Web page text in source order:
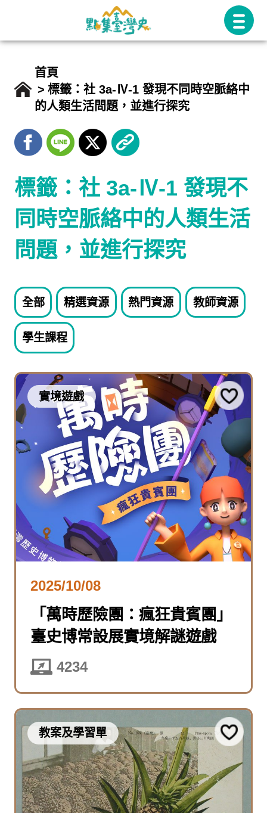
首頁
標籤：社 3a-Ⅳ-1 發現不同時空脈絡中
的人類生活問題，並進行探究
標籤：社 3a-Ⅳ-1 發現不
同時空脈絡中的人類生活
問題，並進行探究
全部 精選資源 熱門資源 教師資源
學生課程
實境遊戲
2025/10/08
「萬時歷險團：瘋狂貴賓團」
臺史博常設展實境解謎遊戲
4234
教案及學習單